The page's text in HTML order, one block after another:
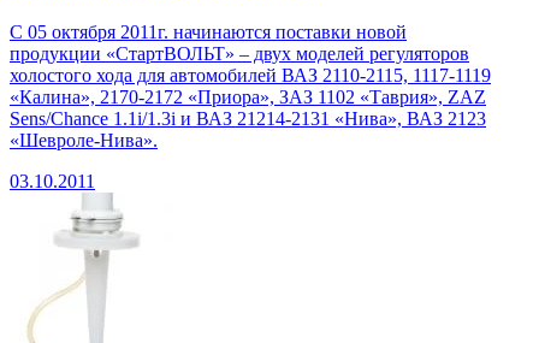
С 05 октября 2011г. начинаются поставки новой
продукции «СтартВОЛЬТ» – двух моделей регуляторов
холостого хода для автомобилей ВАЗ 2110-2115, 1117-1119
«Калина», 2170-2172 «Приора», ЗАЗ 1102 «Таврия», ZAZ
Sens/Chance 1.1i/1.3i и ВАЗ 21214-2131 «Нива», ВАЗ 2123
«Шевроле-Нива».
03.10.2011